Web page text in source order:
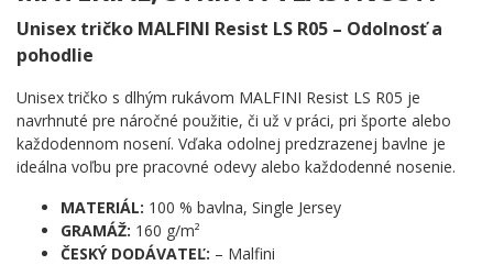
🚴 Vášnivým cyklistom, ktorí trávia víkendy v sedle
namiesto na gauči
🔧 Nadšencom do mechaniky bicyklov, ktorí poznajú
rozdiel medzi každým typom prevodníka
💪 Pretekárom aj rekreačným jazdcom, ktorí milujú pocit
slobody na ceste alebo v teréne
🎯 Každému, kto hľadá originálny a výstižný darček pre
cyklistu vo svojom okolí
Točia sa kolesá, točí sa život. Zaobstaraj si tento motív a daj svetu
vedieť, čo ťa poháňa – ozubené koleso, čerstvý vzduch a kilometre
Unisex tričko MALFINI Resist LS R05 – Odolnosť a
pohodlie
Unisex tričko s dlhým rukávom MALFINI Resist LS R05 je
navrhnuté pre náročné použitie, či už v práci, pri športe alebo
každodennom nosení. Vďaka odolnej predzrazenej bavlne je
ideálna voľbu pre pracovné odevy alebo každodenné nosenie.
MATERIÁL: 100 % bavlna, Single Jersey
GRAMÁŽ: 160 g/m²
ČESKÝ DODÁVATEĽ: – Malfini